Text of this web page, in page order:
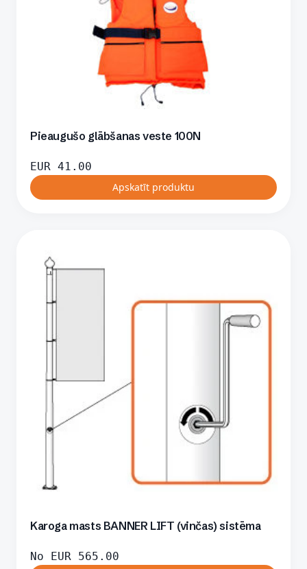
Pieaugušo glābšanas veste 100N
EUR 41.00
Apskatīt produktu
Karoga masts BANNER LIFT (vinčas) sistēma
No EUR
565.00